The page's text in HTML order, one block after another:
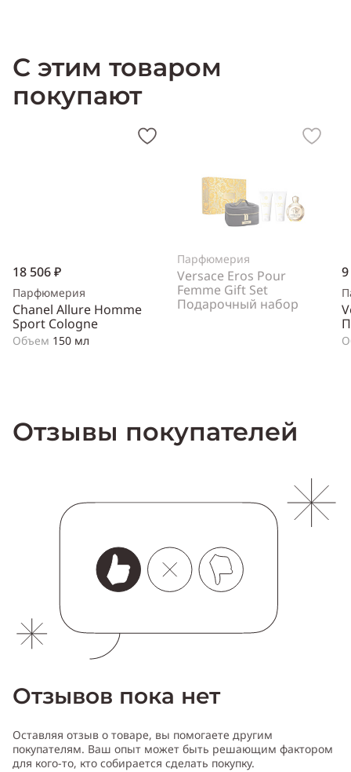
С этим товаром
покупают
18 506 ₽
Парфюмерия
Chanel Allure Homme
Sport Cologne
Объем 150 мл
Парфюмерия
Versace Eros Pour
Femme Gift Set
Подарочный набор
Отзывы покупателей
Отзывов пока нет
Оставляя отзыв о товаре, вы помогаете другим
покупателям. Ваш опыт может быть решающим фактором
для кого-то, кто собирается сделать покупку.